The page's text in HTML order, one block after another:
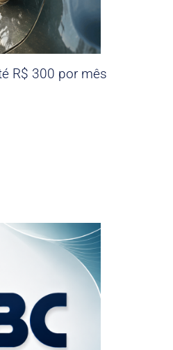
R$ 300 por mês